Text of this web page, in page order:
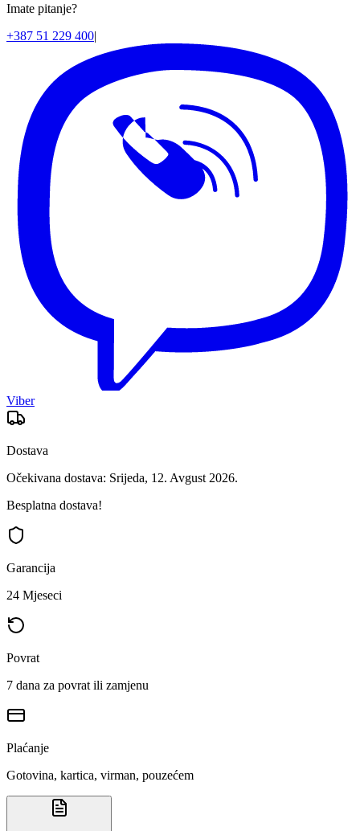
Imate pitanje?
+387 51 229 400|
Viber
Dostava
Očekivana dostava: Srijeda, 12. Avgust 2026.
Besplatna dostava!
Garancija
24 Mjeseci
Povrat
7 dana za povrat ili zamjenu
Plaćanje
Gotovina, kartica, virman, pouzećem